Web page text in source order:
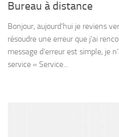
Bureau à distance
Bonjour, aujourd’hui je reviens
résoudre une erreur que j’ai
message d’erreur est simple, je
service « Service...